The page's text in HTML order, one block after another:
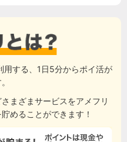
する、1日5分からポイ活が
まざまサービスをアメフリ
めることができます！